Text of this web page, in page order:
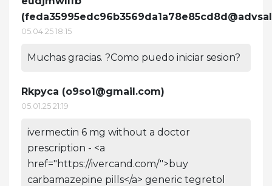
(
05.04.25 18:15
Muchas gracias. ?Como puedo iniciar sesion?
Rkpyca (o9so1@gmail.com)
05.01.25 21:19
ivermectin 6 mg without a doctor
prescription - <a
href="https://ivercand.com/">buy
carbamazepine pills</a> generic tegretol